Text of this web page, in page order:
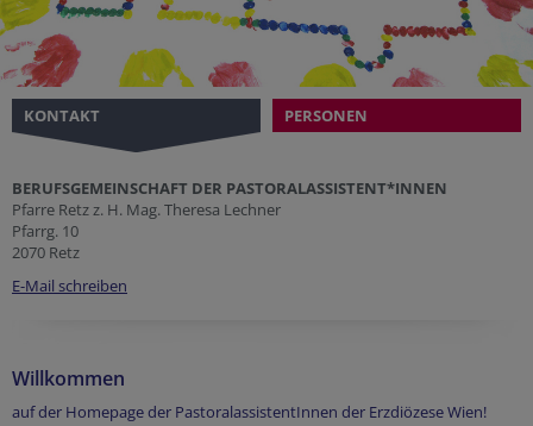
KONTAKT PERSONEN
BERUFSGEMEINSCHAFT DER PASTORALASSISTENT*INNEN
Pfarre Retz z. H. Mag. Theresa Lechner
Pfarrg. 10
2070 Retz
E-Mail schreiben
Willkommen
auf der Homepage der PastoralassistentInnen der Erzdiözese Wien!